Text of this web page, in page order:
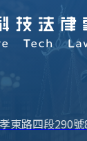
東路四段290